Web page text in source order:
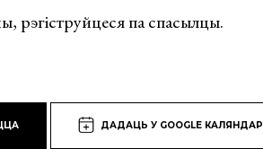
рэгіструйцеся па спасылцы.
ДАДАЦЬ У GOOGLE КАЛЯНДАР